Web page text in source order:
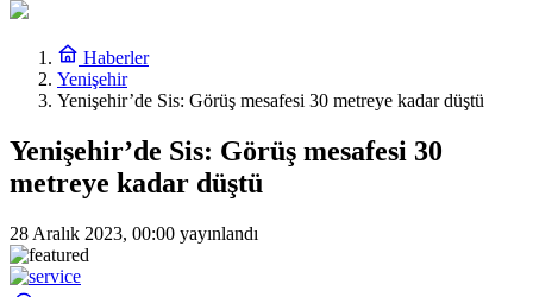
Haberler
Yenişehir
Yenişehir’de Sis: Görüş mesafesi 30 metreye kadar düştü
Yenişehir’de Sis: Görüş mesafesi 30
metreye kadar düştü
28 Aralık 2023, 00:00 yayınlandı